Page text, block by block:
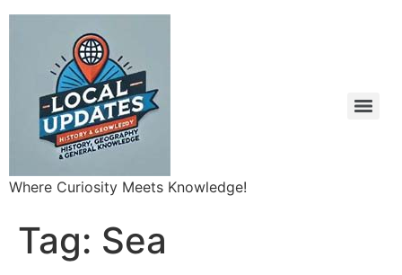
Where Curiosity Meets Knowledge!
Tag: Sea